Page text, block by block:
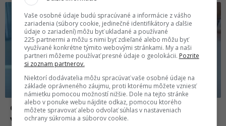
Gruzínsky exprezident tvrdí, že ho vo
väzení otrávili a hrozí mu zlyhanie orgánov
Vaše osobné údaje budú spracúvané a informácie z vášho
zariadenia (súbory cookie, jedinečné identifikátory a ďalšie
údaje o zariadení) môžu byť ukladané a používané
225 partnermi a môžu s nimi byť zdieľané alebo môžu byť
využívané konkrétne týmito webovými stránkami. My a naši
partneri môžeme používať presné údaje o geolokácii. Pozrite
si zoznam partnerov.
Niektorí dodávatelia môžu spracúvať vaše osobné údaje na
základe oprávneného záujmu, proti ktorému môžete vzniesť
námietku pomocou možností nižšie. Dole na tejto stránke
alebo v ponuke webu nájdite odkaz, pomocou ktorého
môžete spravovať alebo odvolať súhlas v nastaveniach
ochrany súkromia a súborov cookie.